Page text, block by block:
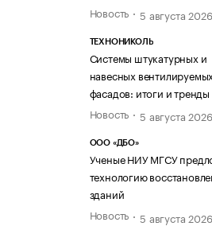
Новость
5 августа 2026
ТЕХНОНИКОЛЬ
Системы штукатурных и
навесных вентилируемых
фасадов: итоги и тренды
Новость
5 августа 2026
ООО «ДБО»
Ученые НИУ МГСУ
технологию
зданий
Новость
5 августа 2026